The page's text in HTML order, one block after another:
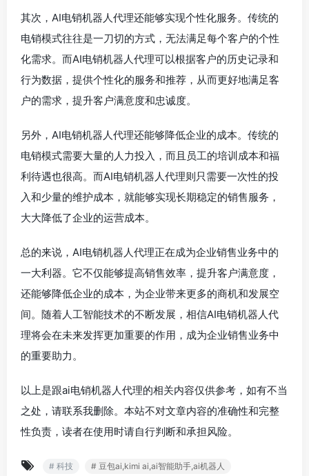
其次，AI电销机器人代理还能够实现个性化服务。传统的
电销模式往往是一刀切的方式，无法满足每个客户的个性
化需求。而AI电销机器人代理可以根据客户的历史记录和
行为数据，提供个性化的服务和推荐，从而更好地满足客
户的需求，提升客户满意度和忠诚度。
另外，AI电销机器人代理还能够降低企业的成本。传统的
电销模式需要大量的人力投入，而且员工的培训成本和福
利待遇也很高。而AI电销机器人代理则只需要一次性的投
入和少量的维护成本，就能够实现长期稳定的销售服务，
大大降低了企业的运营成本。
总的来说，AI电销机器人代理正在成为企业销售业务中的
一大利器。它不仅能够提高销售效率，提升客户满意度，
还能够降低企业的成本，为企业带来更多的商机和发展空
间。随着人工智能技术的不断发展，相信AI电销机器人代
理将会在未来发挥更加重要的作用，成为企业销售业务中
的重要助力。
以上是跟ai电销机器人代理的相关内容仅供参考，如有不当
之处，请联系我删除。本站不对文章内容的准确性和完整
性负责，读者在使用时请自行判断和承担风险。
# 科技 # 豆包ai,kimi ai,ai智能助手,ai机器人